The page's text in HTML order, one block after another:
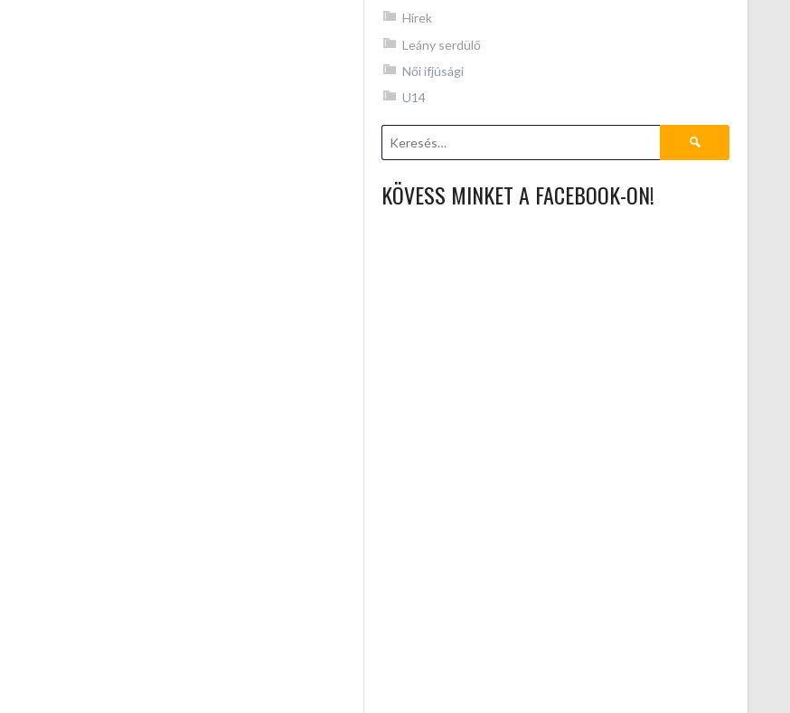
Hírek
Leány serdülő
Női ifjúsági
U14
Keresés:
KÖVESS MINKET A FACEBOOK-ON!